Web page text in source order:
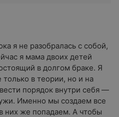
я не разобралась с собой,
я мама двоих детей
в долгом браке. Я
в теории, но и на
порядок внутри себя —
Именно мы создаем все
них же попадаем. А чтобы